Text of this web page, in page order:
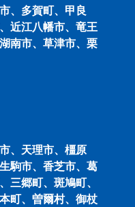
、多賀町、甲良
近江八幡市、竜王
南市、草津市、栗
、天理市、橿原
駒市、香芝市、葛
三郷町、斑鳩町、
町、曽爾村、御杖